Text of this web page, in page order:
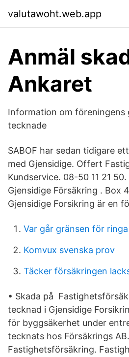
valutawoht.web.app
Anmäl
Ankaret
Information om föreningens
tecknade
SABOF har sedan tidigare
med Gjensidige. Offert
Kundservice. 08-50 11 21
Gjensidige Försäkring . Box
Gjensidige Forsikring är en
Var går gränsen för
Komvux svenska prov
Täcker försäkringen
• Skada på
tecknad i Gjensidige
för byggsäkerhet under
tecknats hos Försäkrings AB.
Fastighetsförsäkring.